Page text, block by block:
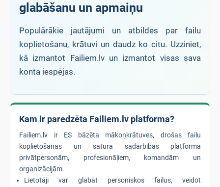
glabāšanu un apmaiņu
Populārākie jautājumi un atbildes par failu
koplietošanu, krātuvi un daudz ko citu. Uzziniet,
kā izmantot Failiem.lv un izmantot visas sava
konta iespējas.
Kam ir paredzēta Failiem.lv platforma?
Failiem.lv ir ES bāzēta mākoņkrātuves, drošas failu
koplietošanas un satura sadarbības platforma
privātpersonām, profesionāļiem, komandām un
organizācijām.
Lietotāji var glabāt personiskos failus, veidot